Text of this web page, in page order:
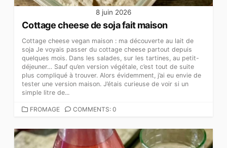
8 juin 2026
Cottage cheese de soja fait maison
Cottage cheese vegan maison : ma découverte au lait de
soja Je voyais passer du cottage cheese partout depuis
quelques mois. Dans les salades, sur les tartines, au petit-
déjeuner… Sauf qu’en version végétale, c’est tout de suite
plus compliqué à trouver. Alors évidemment, j’ai eu envie de
tester une version maison. J’étais curieuse de voir si un
simple litre de...
CATEGORIES
FROMAGE COMMENTS: 0